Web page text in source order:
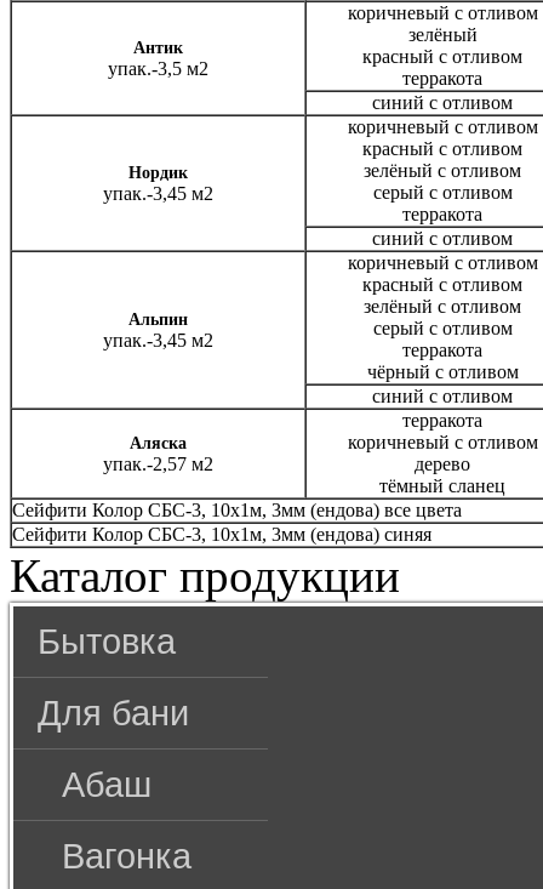
Антик
упак.-3,5 м2
коричневый с отливом
зелёный
красный с отливом
терракота
синий с отливом
Нордик
упак.-3,45 м2
коричневый с отливом
красный с отливом
зелёный с отливом
серый с отливом
терракота
синий с отливом
Альпин
упак.-3,45 м2
коричневый с отливом
красный с отливом
зелёный с отливом
серый с отливом
терракота
чёрный с отливом
синий с отливом
Аляска
упак.-2,57 м2
терракота
коричневый с отливом
дерево
тёмный сланец
Сейфити Колор СБС-3, 10х1м, 3мм (ендова) все цвета
Сейфити Колор СБС-3, 10х1м, 3мм (ендова) синяя
Каталог продукции
Бытовка
Для бани
Абаш
Вагонка